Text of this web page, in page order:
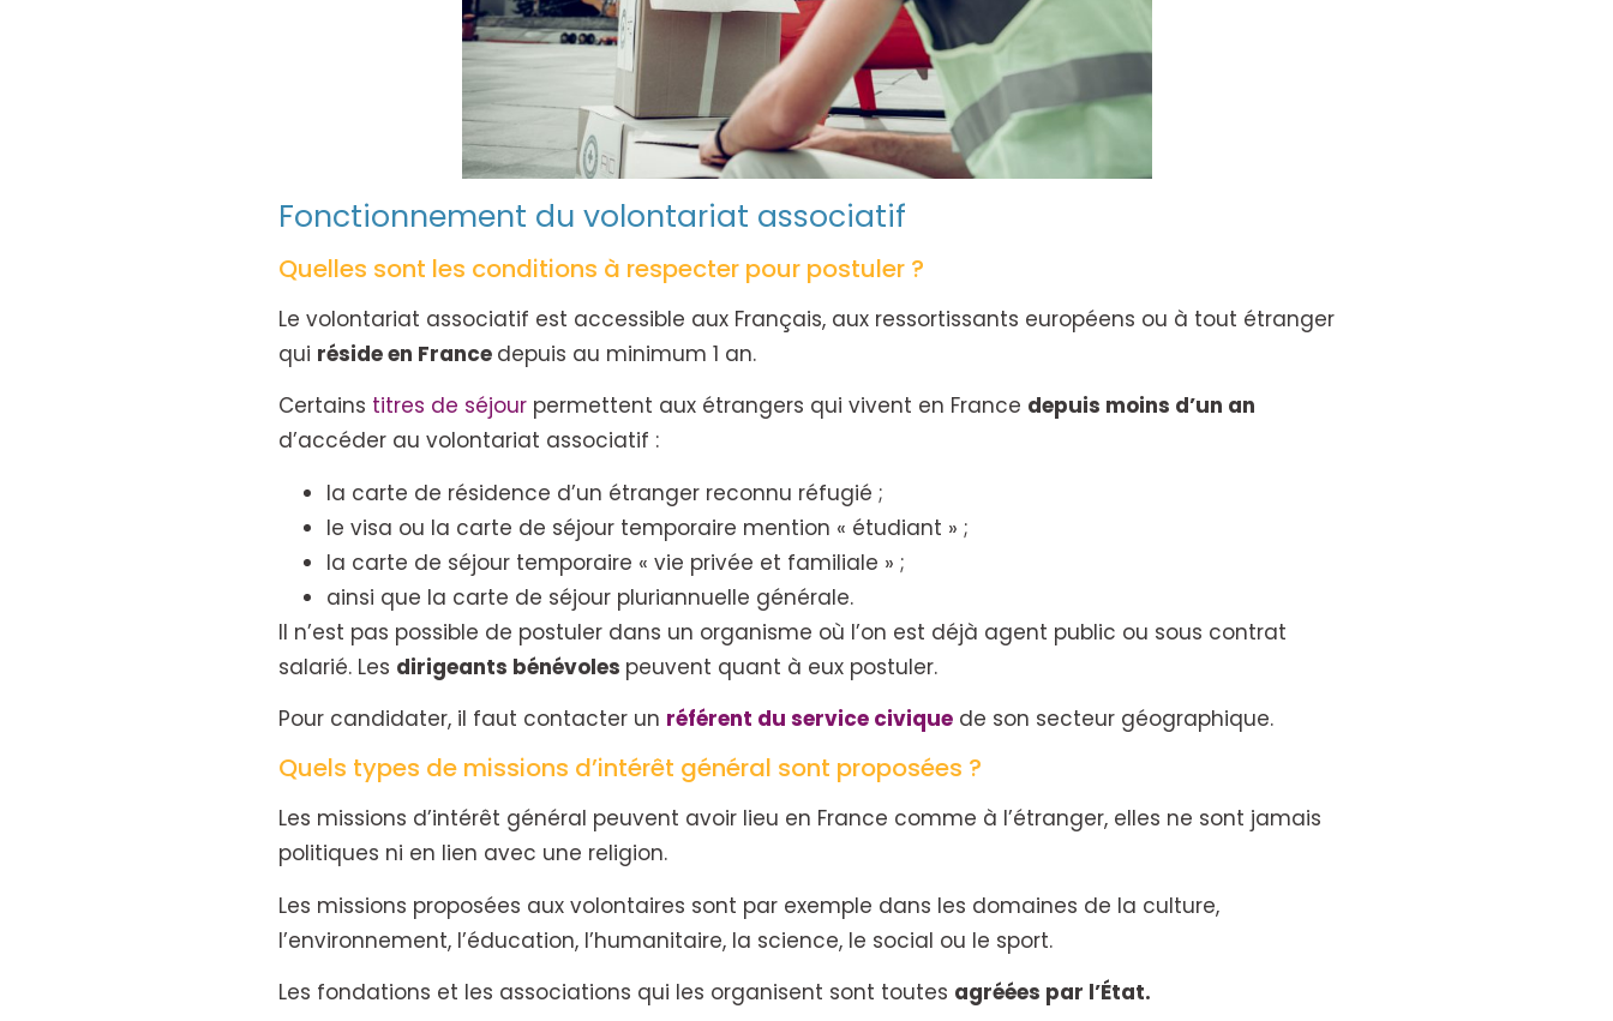
Fonctionnement du volontariat associatif
Quelles sont les conditions à respecter pour postuler ?
Le volontariat associatif est accessible aux Français, aux ressortissants européens ou à tout étranger
qui réside en France depuis au minimum 1 an.
Certains titres de séjour permettent aux étrangers qui vivent en France depuis moins d’un an
d’accéder au volontariat associatif :
la carte de résidence d’un étranger reconnu réfugié ;
le visa ou la carte de séjour temporaire mention « étudiant » ;
la carte de séjour temporaire « vie privée et familiale » ;
ainsi que la carte de séjour pluriannuelle générale.
Il n’est pas possible de postuler dans un organisme où l’on est déjà agent public ou sous contrat
salarié. Les dirigeants bénévoles peuvent quant à eux postuler.
Pour candidater, il faut contacter un référent du service civique de son secteur géographique.
Quels types de missions d’intérêt général sont proposées ?
Les missions d’intérêt général peuvent avoir lieu en France comme à l’étranger, elles ne sont jamais
politiques ni en lien avec une religion.
Les missions proposées aux volontaires sont par exemple dans les domaines de la culture,
l’environnement, l’éducation, l’humanitaire, la science, le social ou le sport.
Les fondations et les associations qui les organisent sont toutes agréées par l’État.